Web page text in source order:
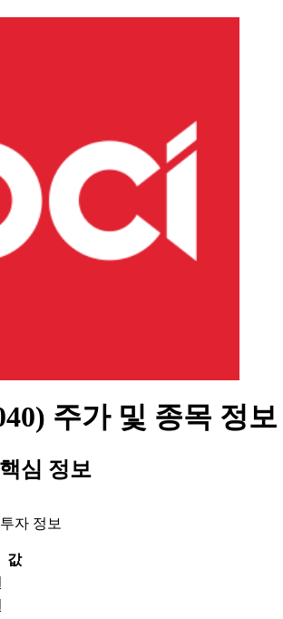
주가 및 종목 정보
심 정보
자 정보
값